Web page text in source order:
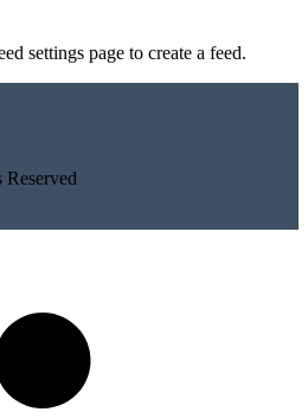
settings page to create a feed.